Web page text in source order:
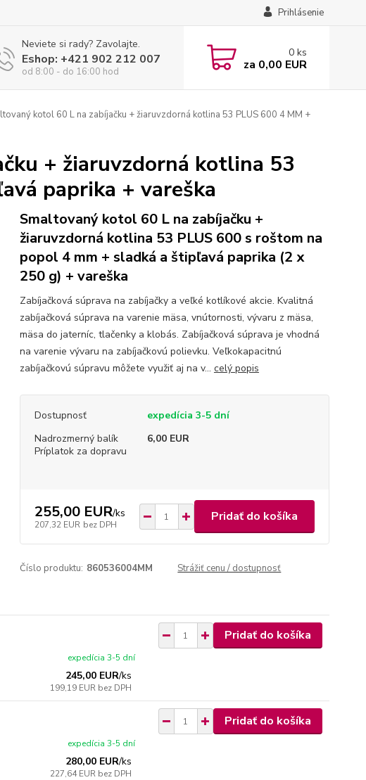
Prihlásenie
Neviete si rady? Zavolajte.
Eshop: +421 902 212 007
od 8:00 - do 16:00 hod
0 ks
za 0,00 EUR
kotol 60 L na zabíjačku + žiaruvzdorná kotlina 53 PLUS 600 4 MM +
+ žiaruvzdorná kotlina 53
paprika + vareška
Smaltovaný kotol 60 L na zabíjačku +
žiaruvzdorná kotlina 53 PLUS 600 s roštom na
popol 4 mm + sladká a štipľavá paprika (2 x
250 g) + vareška
Zabíjačková súprava na zabíjačky a veľké kotlíkové akcie. Kvalitná
zabíjačková súprava na varenie mäsa, vnútornosti, vývaru z mäsa,
mäsa do jaterníc, tlačenky a klobás. Zabíjačková súprava je vhodná
na varenie vývaru na zabíjačkovú polievku. Veľkokapacitnú
zabíjačkovú súpravu môžete využiť aj na v... celý popis
Dostupnosť
expedícia 3-5 dní
Nadrozmerný balík
Príplatok za dopravu
6,00 EUR
255,00 EUR/ks
207,32 EUR bez DPH
Pridať do košíka
Číslo produktu: 860536004MM Strážiť cenu / dostupnosť
245,00 EUR/ks
199,19 EUR bez DPH
expedícia 3-5 dní
Pridať do košíka
280,00 EUR/ks
227,64 EUR bez DPH
expedícia 3-5 dní
Pridať do košíka